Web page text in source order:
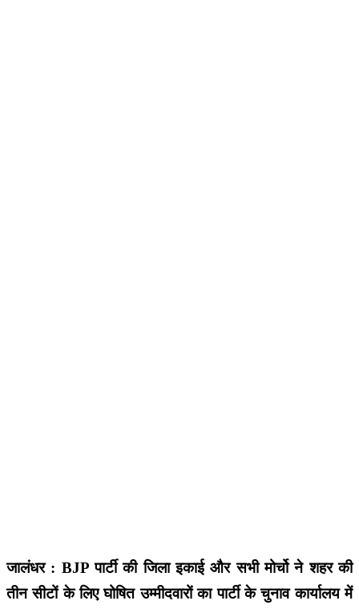
जालंधर : BJP पार्टी की जिला इकाई और सभी मोर्चो ने शहर की
तीन सीटों के लिए घोषित उम्मीदवारों का पार्टी के चुनाव कार्यालय में